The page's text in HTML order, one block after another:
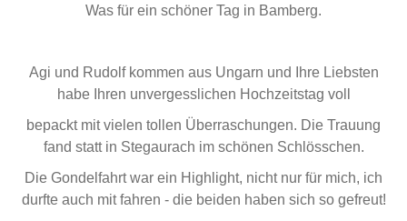
Was für ein schöner Tag in Bamberg.
Agi und Rudolf kommen aus Ungarn und Ihre Liebsten
habe Ihren unvergesslichen Hochzeitstag voll
bepackt mit vielen tollen Überraschungen. Die Trauung
fand statt in Stegaurach im schönen Schlösschen.
Die Gondelfahrt war ein Highlight, nicht nur für mich, ich
durfte auch mit fahren - die beiden haben sich so gefreut!